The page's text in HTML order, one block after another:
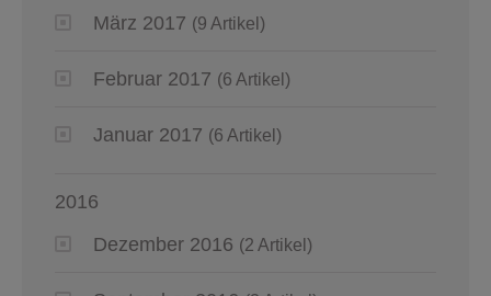
März 2017 (9 Artikel)
Februar 2017 (6 Artikel)
Januar 2017 (6 Artikel)
2016
Dezember 2016 (2 Artikel)